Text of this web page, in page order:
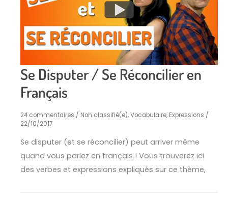
Se Disputer / Se Réconcilier en
Français
24 commentaires / Non classifié(e),Vocabulaire, Expressions /
22/10/2017
Se disputer (et se réconcilier) peut arriver même
quand vous parlez en français ! Vous trouverez ici
des verbes et expressions expliqués sur ce thème,